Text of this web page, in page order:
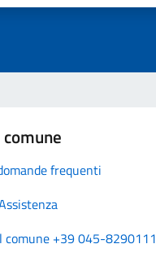
frequenti
comune +39 045-8290111